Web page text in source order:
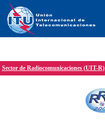
Sector de Radiocomunicaciones (UIT-R)